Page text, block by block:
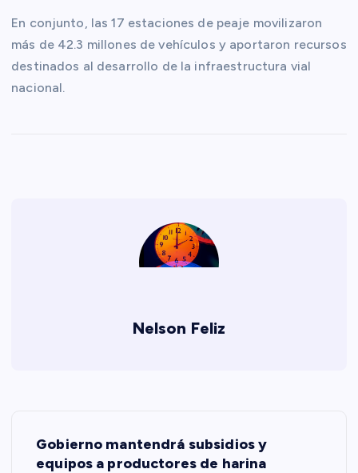
En conjunto, las 17 estaciones de peaje movilizaron
más de 42.3 millones de vehículos y aportaron recursos
destinados al desarrollo de la infraestructura vial
nacional.
Nelson Feliz
Gobierno mantendrá subsidios y
equipos a productores de harina